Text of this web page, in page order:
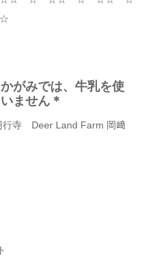
☆
がみでは、牛乳を使
ません＊
行寺 Deer Land Farm 岡﨑